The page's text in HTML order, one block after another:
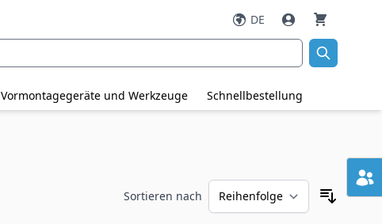
DE
Vormontagegeräte und Werkzeuge Schnellbestellung
Sortieren nach